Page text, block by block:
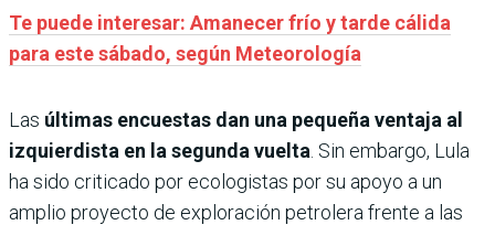
Te puede interesar: Amanecer frío y tarde cálida
para este sábado, según Meteorología
Las últimas encuestas dan una pequeña ventaja al
izquierdista en la segunda vuelta . Sin embargo, Lula
ha sido criticado por ecologistas por su apoyo a un
amplio proyecto de exploración petrolera frente a las